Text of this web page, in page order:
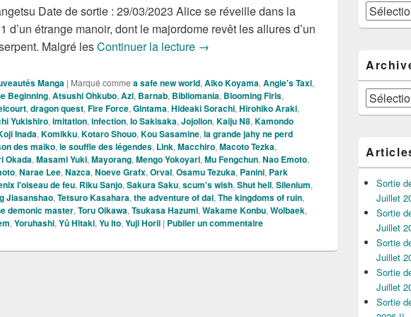
Date de sortie : 29/03/2023 Alice se réveille dans la
d’un étrange manoir, dont le majordome revêt les allures d’un
Malgré lesContinuer la lecture Les Nouveautés Mangas de la Semaine
→
Manga | Marqué comme a safe new world, Aiko Koyama, Angie's Taxi,
Beginning, Atsushi Ohkubo, Azi, Barnab, Bibliomania, Blooming Firls,
, dragon quest, Fire Force, Gintama, Hideaki Sorachi, Hirohiko Araki,
Yukishiro, imitation, infection, Io Sakisaka, Jojolion, Kaiju N8, Kamondo
Inada, Komikku, Kotaro Shouo, Kou Sasamine, la grande jahy ne perd
des maiko, le souffle des légendes, Link, Macchiro, Macoto Tezka,
Okada, Masami Yuki, Mayorang, Mengo Yokoyari, Mu Fengchun, Nao Emoto,
, Narae Lee, Nazca, Noeve Grafx, Orval, Osamu Tezuka, Panini, Park
l'oiseau de feu, Riku Sanjo, Sakura Saku, scum's wish, Shut hell, Silenium,
Jiasanshao, Tetsuro Kasahara, the adventure of dai, The kingdoms of ruin,
demonic master, Toru Oikawa, Tsukasa Hazumi, Wakame Konbu, Wolbaek,
, Yoruhashi, Yû Hitaki, Yu Ito, Yuji Horii | Publier un commentaire
Catégories
Archives
Sortie
Juillet
Sortie
Juillet
Sortie
Juillet
Sortie
Juillet
Sortie